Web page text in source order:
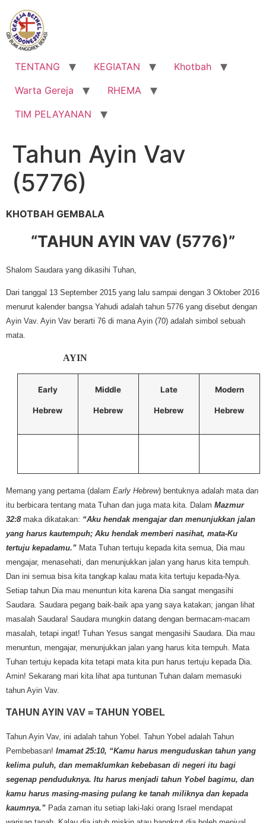
Lewati
konten
TENTANG KEGIATAN
Khotbah
Warta Gereja
RHEMA
TIM PELAYANAN
Tahun Ayin Vav
(5776)
KHOTBAH GEMBALA
“TAHUN AYIN VAV (5776)”
Shalom Saudara yang dikasihi Tuhan,
Dari tanggal 13 September 2015 yang lalu sampai dengan 3 Oktober 2016
menurut kalender bangsa Yahudi adalah tahun 5776 yang disebut dengan
Ayin Vav. Ayin Vav berarti 76 di mana Ayin (70) adalah simbol sebuah
mata.
AYIN
Early
Hebrew
Middle
Hebrew
Late
Hebrew
Modern
Hebrew
Memang yang pertama (dalam Early Hebrew) bentuknya adalah mata dan
itu berbicara tentang mata Tuhan dan juga mata kita. Dalam Mazmur
32:8 maka dikatakan: “Aku hendak mengajar dan menunjukkan jalan
yang harus kautempuh; Aku hendak memberi nasihat, mata-Ku
tertuju kepadamu.” Mata Tuhan tertuju kepada kita semua, Dia mau
mengajar, menasehati, dan menunjukkan jalan yang harus kita tempuh.
Dan ini semua bisa kita tangkap kalau mata kita tertuju kepada-Nya.
Setiap tahun Dia mau menuntun kita karena Dia sangat mengasihi
Saudara. Saudara pegang baik-baik apa yang saya katakan; jangan lihat
masalah Saudara! Saudara mungkin datang dengan bermacam-macam
masalah, tetapi ingat! Tuhan Yesus sangat mengasihi Saudara. Dia mau
menuntun, mengajar, menunjukkan jalan yang harus kita tempuh. Mata
Tuhan tertuju kepada kita tetapi mata kita pun harus tertuju kepada Dia.
Amin! Sekarang mari kita lihat apa tuntunan Tuhan dalam memasuki
tahun Ayin Vav.
TAHUN AYIN VAV = TAHUN YOBEL
Tahun Ayin Vav, ini adalah tahun Yobel. Tahun Yobel adalah Tahun
Pembebasan! Imamat 25:10, “Kamu harus menguduskan tahun yang
kelima puluh, dan memaklumkan kebebasan di negeri itu bagi
segenap penduduknya. Itu harus menjadi tahun Yobel bagimu, dan
kamu harus masing-masing pulang ke tanah miliknya dan kepada
kaumnya.” Pada zaman itu setiap laki-laki orang Israel mendapat